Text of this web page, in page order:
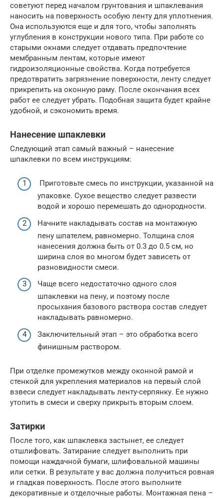
советуют перед началом грунтования и шпаклевания
наносить на поверхность особую ленту для уплотнения.
Она используются еще и для того, чтобы заполнять
углубления в конструкции нового типа. При работе со
старыми окнами следует отдавать предпочтение
мембранным лентам, которые имеют
гидроизоляционные свойства. Когда потребуется
предотвратить загрязнение поверхности, ленту следует
прикрепить на оконную раму. После окончания всех
работ ее следует убрать. Подобная защита будет крайне
удобной, и сэкономить время.
Нанесение шпаклевки
Следующий этап самый важный – нанесение
шпаклевки по всем инструкциям:
Приготовьте смесь по инструкции, указанной на
упаковке. Сухое вещество следует развести
водой и хорошо перемешать до однородности.
Начните накладывать состав на монтажную
пену шпателем, равномерно. Толщина слоя
нанесения должна быть от 0.3 до 0.5 см, но
ширина слоя во многом будет зависеть от
разновидности смеси.
Чаще всего недостаточно одного слоя
шпаклевки на пену, и поэтому после
просыхания базового раствора состав следует
накладывать равномерно.
Заключительный этап – это обработка всего
финишным раствором.
При отделке промежутков между оконной рамой и
стенкой для укрепления материалов на первый слой
взвеси следует накладывать ленту-серпянку. Ее нужно
утопить в смеси и сверху прикрыть вторым слоем.
Затирки
После того, как шпаклевка застынет, ее следует
отшлифовать. Затирание следует выполнить при
помощи наждачной бумаги, шлифовальной машины
или сетки. В результате у вас должна получиться ровная
и гладкая поверхность. После этого выполните
декоративные и отделочные работы. Монтажная пена –